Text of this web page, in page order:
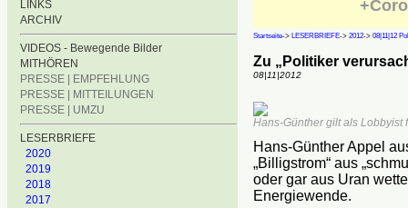
LINKS
ARCHIV
VIDEOS - Bewegende Bilder
MITHÖREN
PRESSE | EMPFEHLUNG
PRESSE | MITTEILUNGEN
PRESSE | UMZU
LESERBRIEFE
2020
2019
2018
2017
Startseite-> LESERBRIEFE-> 2012-> 08|11|12
Zu „Politiker
08|11|2012
Hans-Günther gilt als Lobbyist
Hans-Günther Appel
„Billigstrom“ aus
oder gar aus Uran
Energiewende.